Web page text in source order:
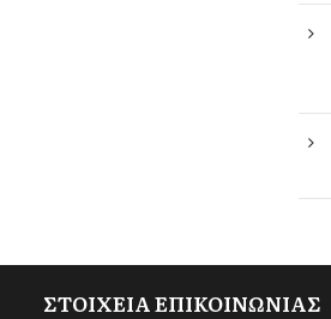
ΣΤΟΙΧΕΙΑ ΕΠΙΚΟΙΝΩΝΙΑΣ